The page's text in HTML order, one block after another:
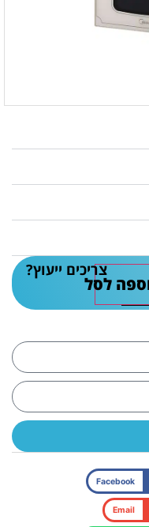
לסל
צריכים ייעוץ?
Facebook
Email